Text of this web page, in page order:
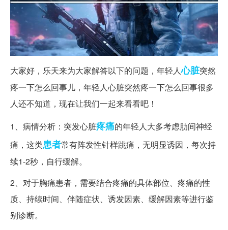
大家好，乐天来为大家解答以下的问题，年轻人心脏突然
疼一下怎么回事儿，年轻人心脏突然疼一下怎么回事很多
人还不知道，现在让我们一起来看看吧！
1、病情分析：突发心脏疼痛的年轻人大多考虑肋间神经
痛，这类患者常有阵发性针样跳痛，无明显诱因，每次持
续1-2秒，自行缓解。
2、对于胸痛患者，需要结合疼痛的具体部位、疼痛的性
质、持续时间、伴随症状、诱发因素、缓解因素等进行鉴
别诊断。